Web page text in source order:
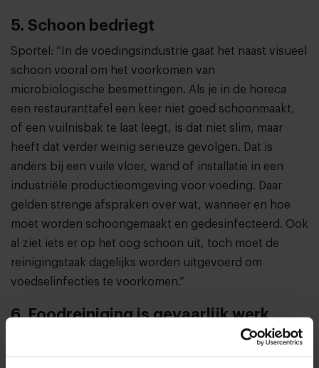
5. Schoon bedriegt
Sportel: “In de voedingsindustrie gaat het naast visueel
schoon vooral om het voorkomen van
microbiologische besmettingen. Als je in de horeca
een restauranttafel een keer niet goed schoonmaakt,
of een vuilnisbak te laat leegt, is dat niet slim, maar
heeft dat verder weinig serieuze gevolgen. Dat is
anders bij een vuile vloer, wand of installatie in een
industriële productieomgeving voor voeding. Daar
gelden strenge afspraken over wat, wanneer en hoe
moet worden schoongemaakt en gedesinfecteerd. Ook
al ziet iets er op het oog schoon uit, toch moet de
reinigingstaak dagelijks worden uitgevoerd om
voedselinfecties te voorkomen.”
6. Foodreiniging is gevaarlijk werk
Het vak foodreiniging kent flink wat risico’s, zowel
voor de voedselveiligheid als voor de persoonlijke